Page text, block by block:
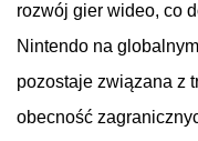
rozwój gier wideo, co
Nintendo na globalnym
pozostaje związana z
obecność